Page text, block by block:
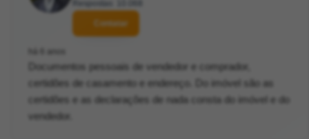
Contatar
Documentos pessoais de vendedor e comprador,
certidões de casamento e endereço. Do imóvel são as
certidões e as declarações de nada consta do imóvel e do
vendedor.